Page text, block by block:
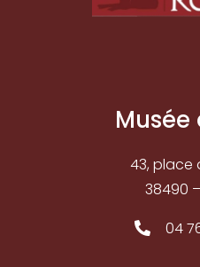
Musée
43, place
38490 –
04